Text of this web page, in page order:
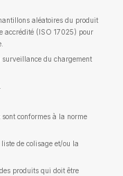
aléatoires du produit
accrédité (ISO 17025) pour
surveillance du chargement
sont conformes à la norme
de colisage et/ou la
produits qui doit être